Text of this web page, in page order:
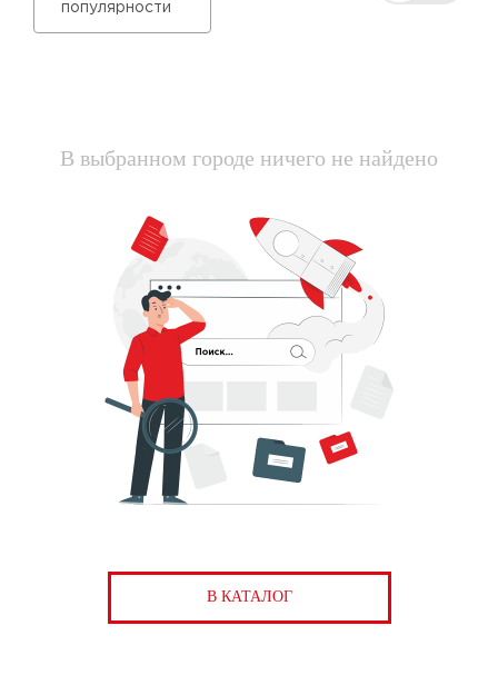
популярности
В выбранном городе ничего не найдено
В КАТАЛОГ